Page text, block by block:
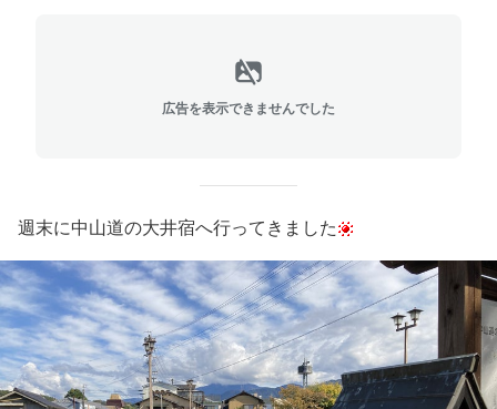
広告を表示できませんでした
週末に中山道の大井宿へ行ってきました